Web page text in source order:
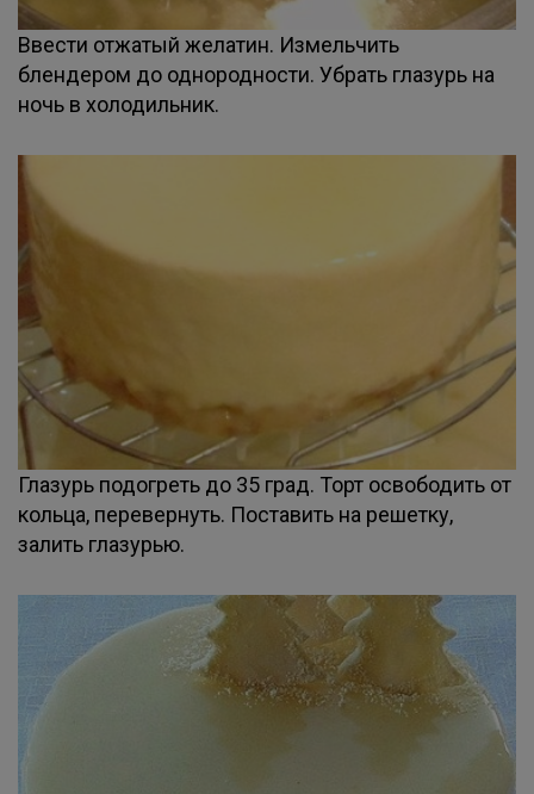
Ввести отжатый желатин. Измельчить
блендером до однородности. Убрать глазурь на
ночь в холодильник.
Глазурь подогреть до 35 град. Торт освободить от
кольца, перевернуть. Поставить на решетку,
залить глазурью.